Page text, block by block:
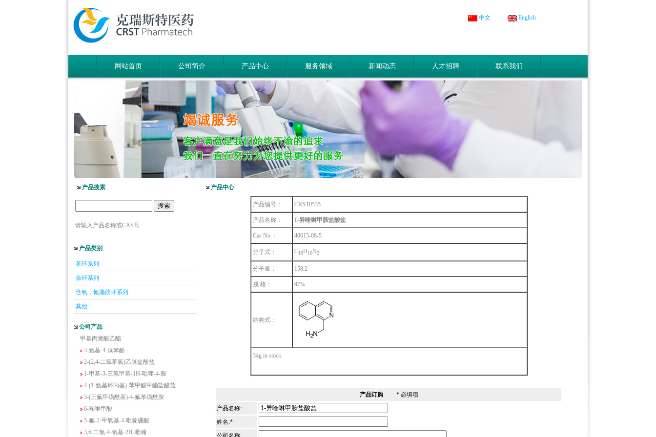
中文 English
网站首页 公司简介 产品中心 服务领域 新闻动态 人才招聘 联系我们
产品搜索
请输入产品名称或CAS号
产品类别
苯环系列
杂环系列
含氧，氮脂肪环系列
其他
公司产品
5-羟基异喹啉
1-吡啶-2-基-2-丙酮
2-甲基-6-羟基-4-嘧啶甲酸
3-氟-2-硝基苯甲酸
2-羟甲基-4-氨基吡啶
2-(羟甲基)丙烯酸乙酯(含稳定剂HQ);2-羟
甲基丙烯酸乙酯
3-氨基-4-溴苯酚
2-(2,4-二氯苯氧)乙脒盐酸盐
1-甲基-3-三氟甲基-1H-吡唑-4-胺
4-(1-氨基环丙基)-苯甲酸甲酯盐酸盐
3-(三氟甲磺酰基)-4-氟苯磺酰胺
6-喹啉甲酸
5-氟-2-甲氧基-4-吡啶硼酸
3,6-二氢-4-氰基-2H-吡喃
产品中心
产品编号： CRST0535
产品名称： 1-异喹啉甲胺盐酸盐
Cas No.： 40615-08-5
分子式： C10H10N2
分子量： 158.2
规 格： 97%
结构式：
34g in stock
产品订购* 必填项
产品名称:
姓名:*
公司名称: